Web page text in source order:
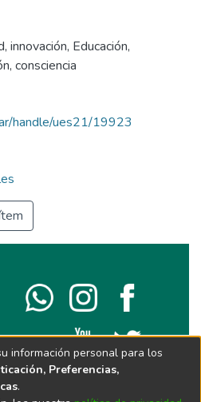
, innovación, Educación,
, consciencia
handle/ues21/19923
información personal para los
Preferencias,
.